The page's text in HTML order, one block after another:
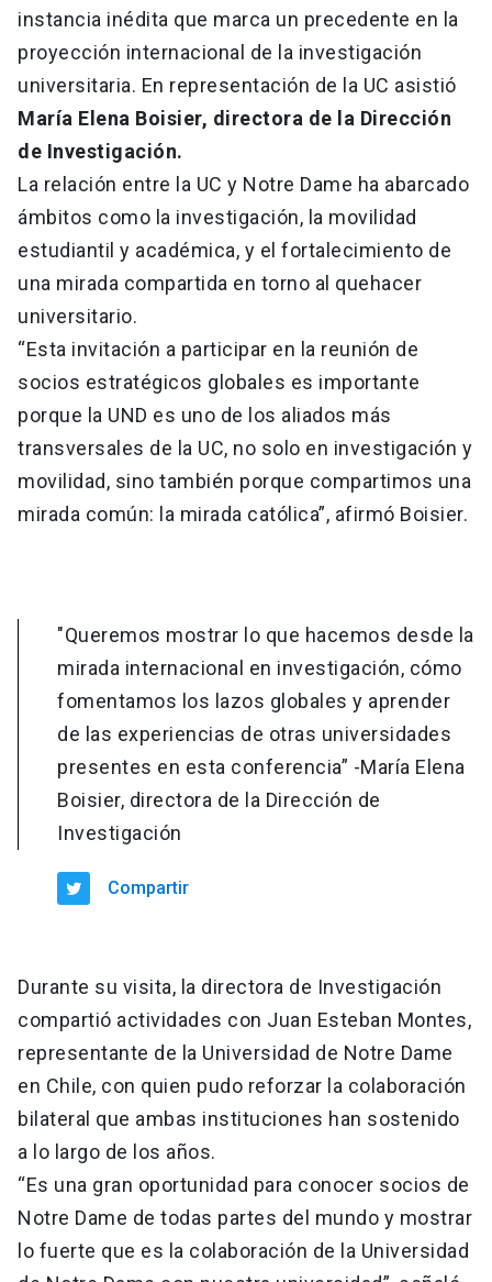
instancia inédita que marca un precedente en la
proyección internacional de la investigación
universitaria. En representación de la UC asistió
María Elena Boisier, directora de la Dirección
de Investigación.
La relación entre la UC y Notre Dame ha abarcado
ámbitos como la investigación, la movilidad
estudiantil y académica, y el fortalecimiento de
una mirada compartida en torno al quehacer
universitario.
“Esta invitación a participar en la reunión de
socios estratégicos globales es importante
porque la UND es uno de los aliados más
transversales de la UC, no solo en investigación y
movilidad, sino también porque compartimos una
mirada común: la mirada católica”, afirmó Boisier.
"Queremos mostrar lo que hacemos desde la
mirada internacional en investigación, cómo
fomentamos los lazos globales y aprender
de las experiencias de otras universidades
presentes en esta conferencia” -María Elena
Boisier, directora de la Dirección de
Investigación
Compartir
Durante su visita, la directora de Investigación
compartió actividades con Juan Esteban Montes,
representante de la Universidad de Notre Dame
en Chile, con quien pudo reforzar la colaboración
bilateral que ambas instituciones han sostenido
a lo largo de los años.
“Es una gran oportunidad para conocer socios de
Notre Dame de todas partes del mundo y mostrar
lo fuerte que es la colaboración de la Universidad